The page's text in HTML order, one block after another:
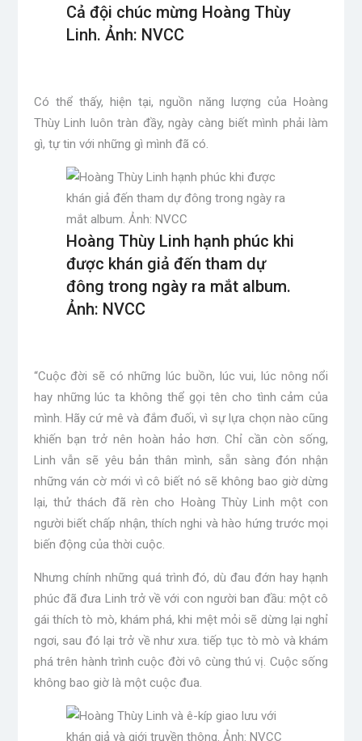
Cả đội chúc mừng Hoàng Thùy
Linh. Ảnh: NVCC
Có thể thấy, hiện tại, nguồn năng lượng của Hoàng
Thùy Linh luôn tràn đầy, ngày càng biết mình phải làm
gì, tự tin với những gì mình đã có.
Hoàng Thùy Linh hạnh phúc khi
được khán giả đến tham dự
đông trong ngày ra mắt album.
Ảnh: NVCC
“Cuộc đời sẽ có những lúc buồn, lúc vui, lúc nông nổi
hay những lúc ta không thể gọi tên cho tình cảm của
mình. Hãy cứ mê và đắm đuối, vì sự lựa chọn nào cũng
khiến bạn trở nên hoàn hảo hơn. Chỉ cần còn sống,
Linh vẫn sẽ yêu bản thân mình, sẵn sàng đón nhận
những ván cờ mới vì cô biết nó sẽ không bao giờ dừng
lại, thử thách đã rèn cho Hoàng Thùy Linh một con
người biết chấp nhận, thích nghi và hào hứng trước mọi
biến động của thời cuộc.
Nhưng chính những quá trình đó, dù đau đớn hay hạnh
phúc đã đưa Linh trở về với con người ban đầu: một cô
gái thích tò mò, khám phá, khi mệt mỏi sẽ dừng lại nghỉ
ngơi, sau đó lại trở về như xưa. tiếp tục tò mò và khám
phá trên hành trình cuộc đời vô cùng thú vị. Cuộc sống
không bao giờ là một cuộc đua.